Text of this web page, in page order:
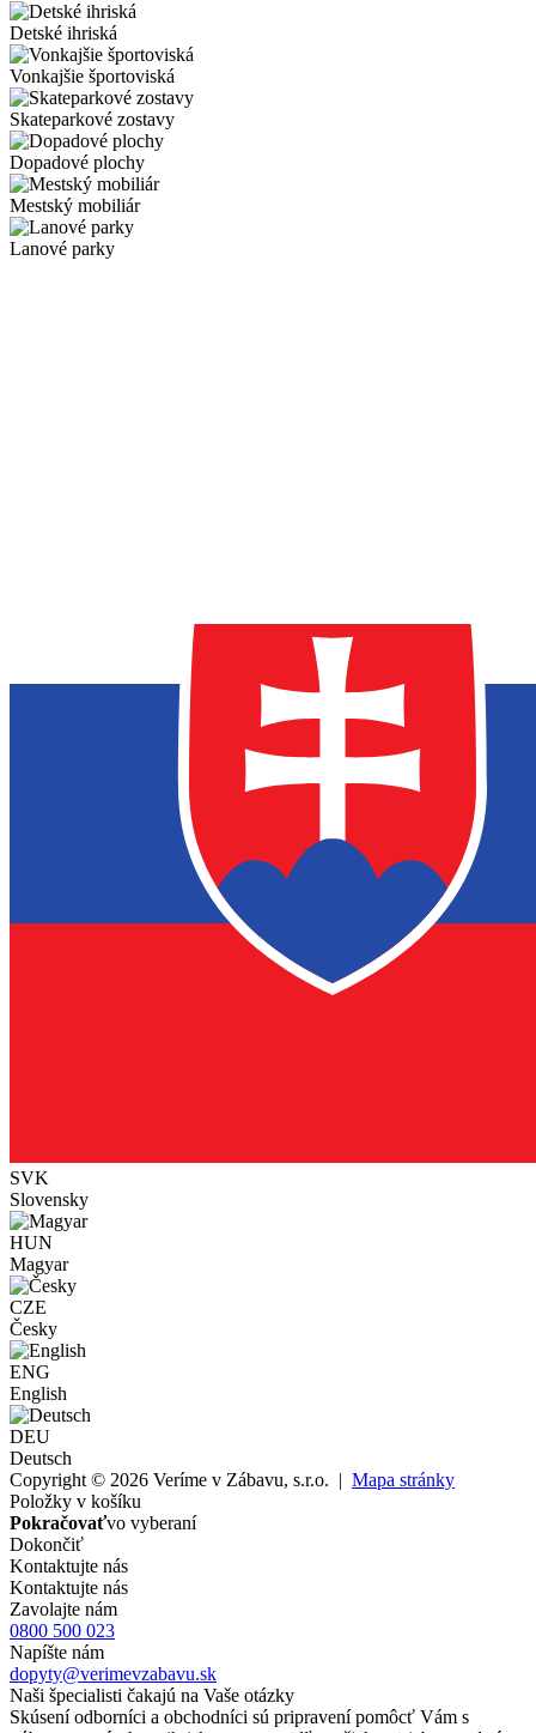
Detské ihriská
Vonkajšie športoviská
Skateparkové zostavy
Dopadové plochy
Mestský mobiliár
Lanové parky
SVK
Slovensky
HUN
Magyar
CZE
Česky
ENG
English
DEU
Deutsch
Copyright © 2026 Veríme v Zábavu, s.r.o. | Mapa stránky
Položky v košíku
Pokračovaťvo vyberaní
Dokončiť
Kontaktujte nás
Kontaktujte nás
Zavolajte nám
0800 500 023
Napíšte nám
dopyty@verimevzabavu.sk
Naši špecialisti čakajú na Vaše otázky
Skúsení odborníci a obchodníci sú pripravení pomôcť Vám s